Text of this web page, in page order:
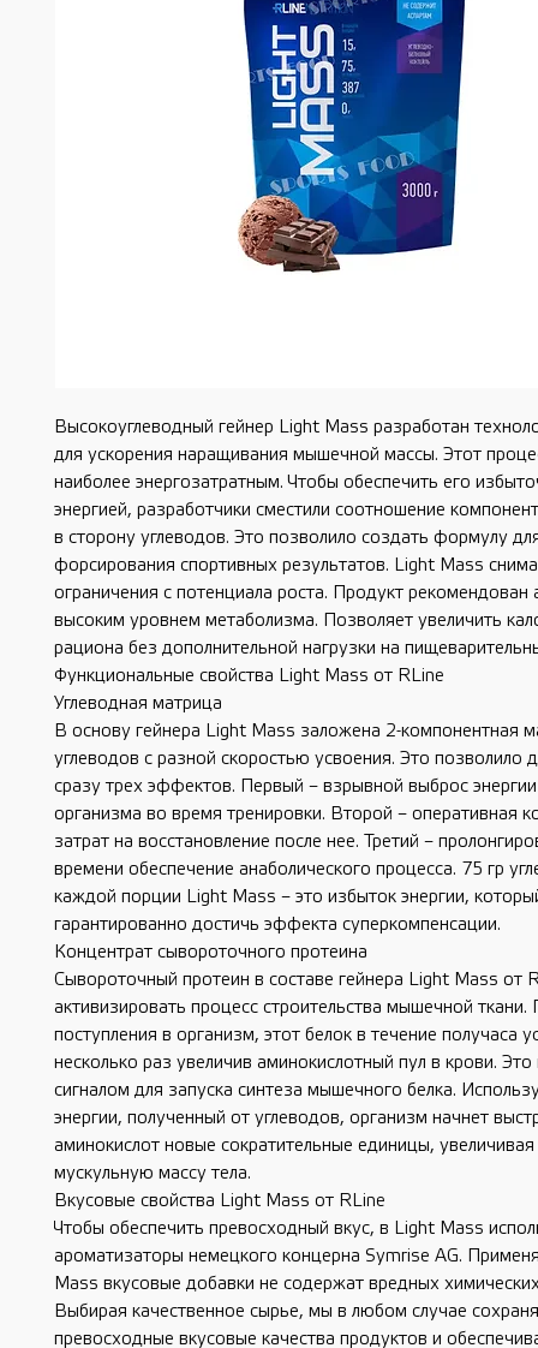
Высокоуглеводный гейнер Light Mass разработан
для ускорения наращивания мышечной массы. Этот
наиболее энергозатратным. Чтобы обеспечить его
энергией, разработчики сместили соотношение
в сторону углеводов. Это позволило создать формулу
форсирования спортивных результатов. Light Mass
ограничения с потенциала роста. Продукт рекомендован
высоким уровнем метаболизма. Позволяет увеличить
рациона без дополнительной нагрузки на
Функциональные свойства Light Mass от RLine
Углеводная матрица
В основу гейнера Light Mass заложена 2-компонентная
углеводов с разной скоростью усвоения. Это позволило
сразу трех эффектов. Первый – взрывной выброс
организма во время тренировки. Второй – оперативная
затрат на восстановление после нее. Третий –
времени обеспечение анаболического процесса. 75 гр
каждой порции Light Mass – это избыток энергии,
гарантированно достичь эффекта суперкомпенсации.
Концентрат сывороточного протеина
Сывороточный протеин в составе гейнера Light Mass от
активизировать процесс строительства мышечной ткани.
поступления в организм, этот белок в течение получаса
несколько раз увеличив аминокислотный пул в крови.
сигналом для запуска синтеза мышечного белка.
энергии, полученный от углеводов, организм начнет
аминокислот новые сократительные единицы,
мускульную массу тела.
Вкусовые свойства Light Mass от RLine
Чтобы обеспечить превосходный вкус, в Light Mass
ароматизаторы немецкого концерна Symrise AG.
Mass вкусовые добавки не содержат вредных
Выбирая качественное сырье, мы в любом случае
превосходные вкусовые качества продуктов и